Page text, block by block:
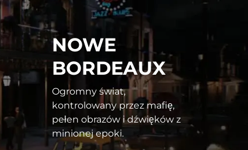
NOWE
BORDEAUX
Ogromny świat,
kontrolowany przez mafię,
pełen obrazów i dźwięków z
minionej epoki.